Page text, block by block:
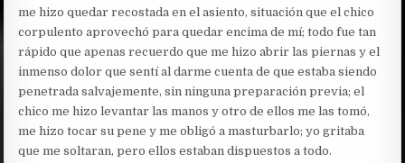
me hizo quedar recostada en el asiento, situación que el chico
corpulento aprovechó para quedar encima de mí; todo fue tan
rápido que apenas recuerdo que me hizo abrir las piernas y el
inmenso dolor que sentí al darme cuenta de que estaba siendo
penetrada salvajemente, sin ninguna preparación previa; el
chico me hizo levantar las manos y otro de ellos me las tomó,
me hizo tocar su pene y me obligó a masturbarlo; yo gritaba
que me soltaran, pero ellos estaban dispuestos a todo.